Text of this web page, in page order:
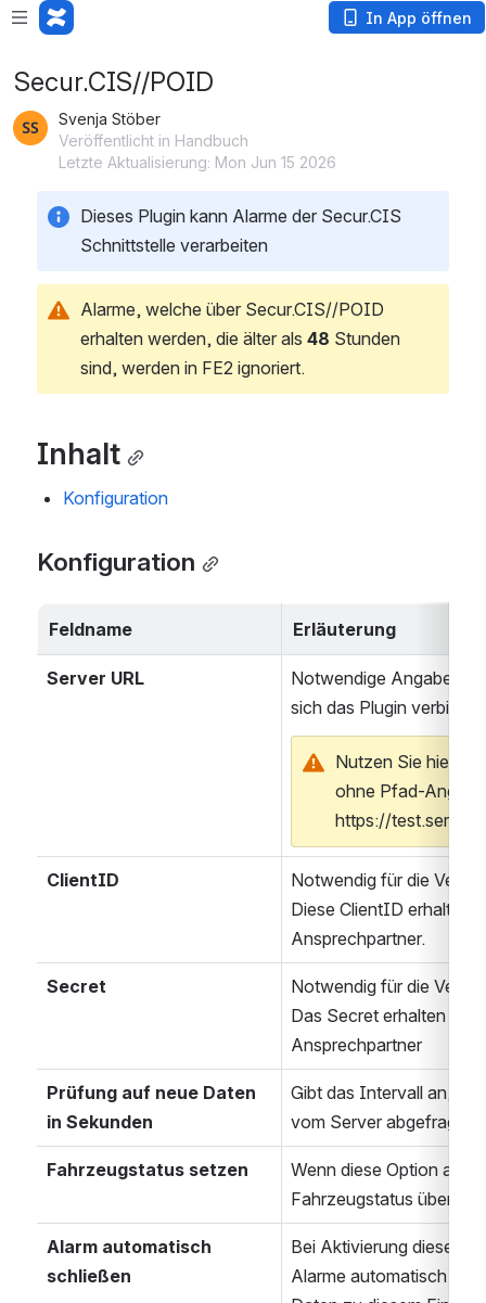
In App öffnen
Secur.CIS//POID
Svenja Stöber
Veröffentlicht in Handbuch
Letzte Aktualisierung: Mon Jun 15 2026
Dieses Plugin kann Alarme der Secur.CIS
Schnittstelle verarbeiten
Alarme, welche über Secur.CIS//POID
erhalten werden, die älter als 48 Stunden
sind, werden in FE2 ignoriert.
Inhalt
Konfiguration
Konfiguration
Feldname Erläuterung
Server URL
Notwendige Angabe
sich das Plugin
Nutzen Sie hier
ohne Pfad-
https://
ClientID
Notwendig für die
Diese ClientID erhalten
Ansprechpartner.
Secret
Notwendig für die
Das Secret erhalten Sie
Ansprechpartner
Prüfung auf neue Daten
in Sekunden
Gibt das Intervall an, in
vom Server abgefragt
Fahrzeugstatus setzen
Wenn diese Option aktiv
Fahrzeugstatus über
Alarm automatisch
schließen
Bei Aktivierung dieser
Alarme automatisch